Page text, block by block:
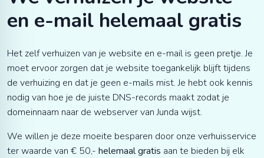
en e-mail helemaal gratis
Het zelf verhuizen van je website en e-mail is geen pretje. Je
moet ervoor zorgen dat je website toegankelijk blijft tijdens
de verhuizing en dat je geen e-mails mist. Je hebt ook kennis
nodig van hoe je de juiste DNS-records maakt zodat je
domeinnaam naar de webserver van Junda wijst.
We willen je deze moeite besparen door onze verhuisservice
ter waarde van € 50,- helemaal gratis aan te bieden bij elk